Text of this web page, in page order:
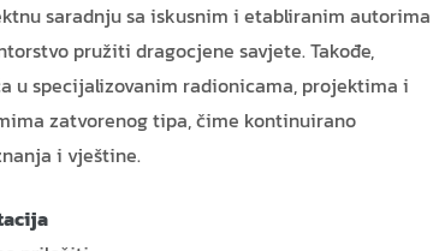
saradnju sa iskusnim i etabliranim autorima
pružiti dragocjene savjete. Takođe,
u specijalizovanim radionicama, projektima i
zatvorenog tipa, čime kontinuirano
i vještine.